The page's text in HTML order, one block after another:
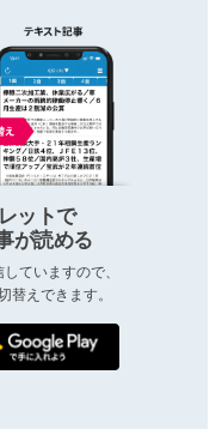
ットで
が読める
ていますので、
替えできます。